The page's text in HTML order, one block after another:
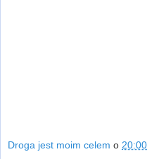
Droga jest moim celem o 20:00